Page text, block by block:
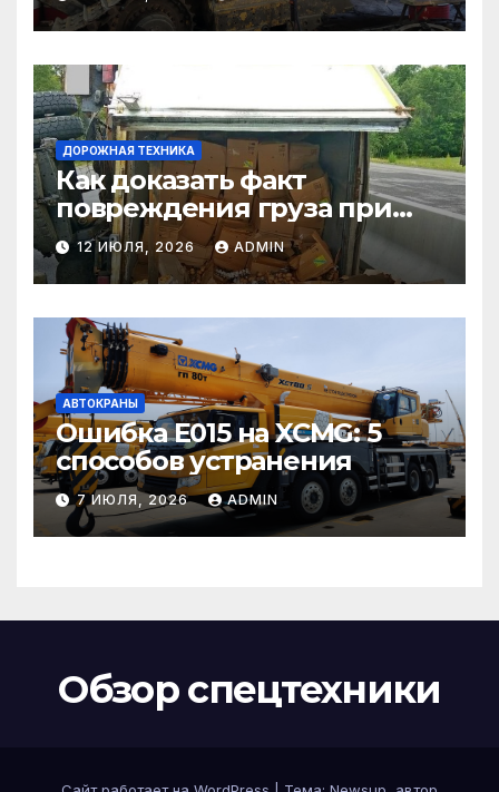
и логистике
ДОРОЖНАЯ ТЕХНИКА
Как доказать факт
повреждения груза при
страховом случае
12 ИЮЛЯ, 2026 ADMIN
АВТОКРАНЫ
Ошибка E015 на XCMG: 5
способов устранения
7 ИЮЛЯ, 2026 ADMIN
Обзор спецтехники